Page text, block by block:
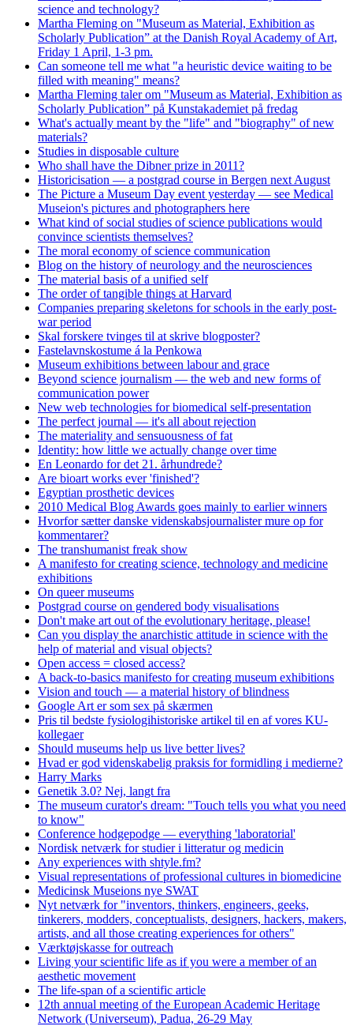
science and technology?
Martha Fleming on "Museum as Material, Exhibition as
Scholarly Publication” at the Danish Royal Academy of Art,
Friday 1 April, 1-3 pm.
Can someone tell me what "a heuristic device waiting to be
filled with meaning" means?
Martha Fleming taler om "Museum as Material, Exhibition as
Scholarly Publication” på Kunstakademiet på fredag
What's actually meant by the "life" and "biography" of new
materials?
Studies in disposable culture
Who shall have the Dibner prize in 2011?
Historicisation — a postgrad course in Bergen next August
The Picture a Museum Day event yesterday — see Medical
Museion's pictures and photographers here
What kind of social studies of science publications would
convince scientists themselves?
The moral economy of science communication
Blog on the history of neurology and the neurosciences
The material basis of a unified self
The order of tangible things at Harvard
Companies preparing skeletons for schools in the early post-
war period
Skal forskere tvinges til at skrive blogposter?
Fastelavnskostume á la Penkowa
Museum exhibitions between labour and grace
Beyond science journalism — the web and new forms of
communication power
New web technologies for biomedical self-presentation
The perfect journal — it's all about rejection
The materiality and sensuousness of fat
Identity: how little we actually change over time
En Leonardo for det 21. århundrede?
Are bioart works ever 'finished'?
Egyptian prosthetic devices
2010 Medical Blog Awards goes mainly to earlier winners
Hvorfor sætter danske videnskabsjournalister mure op for
kommentarer?
The transhumanist freak show
A manifesto for creating science, technology and medicine
exhibitions
On queer museums
Postgrad course on gendered body visualisations
Don't make art out of the evolutionary heritage, please!
Can you display the anarchistic attitude in science with the
help of material and visual objects?
Open access = closed access?
A back-to-basics manifesto for creating museum exhibitions
Vision and touch — a material history of blindness
Google Art er som sex på skærmen
Pris til bedste fysiologihistoriske artikel til en af vores KU-
kollegaer
Should museums help us live better lives?
Hvad er god videnskabelig praksis for formidling i medierne?
Harry Marks
Genetik 3.0? Nej, langt fra
The museum curator's dream: "Touch tells you what you need
to know"
Conference hodgepodge — everything 'laboratorial'
Nordisk netværk for studier i litteratur og medicin
Any experiences with shtyle.fm?
Visual representations of professional cultures in biomedicine
Medicinsk Museions nye SWAT
Nyt netværk for "inventors, thinkers, engineers, geeks,
tinkerers, modders, conceptualists, designers, hackers, makers,
artists, and all those creating experiences for others"
Værktøjskasse for outreach
Living your scientific life as if you were a member of an
aesthetic movement
The life-span of a scientific article
12th annual meeting of the European Academic Heritage
Network (Universeum), Padua, 26-29 May